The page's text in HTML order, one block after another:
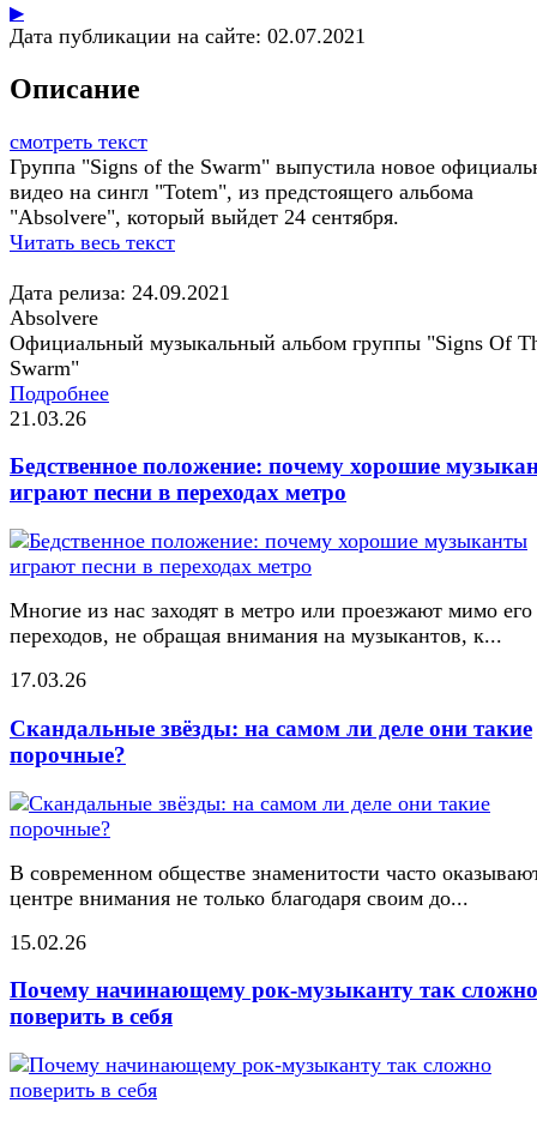
▶
Дата публикации на сайте: 02.07.2021
Описание
смотреть текст
Группа "Signs of the Swarm" выпустила новое
видео на сингл "Totem", из предстоящего альбома
"Absolvere", который выйдет 24 сентября.
Читать весь текст
Дата релиза: 24.09.2021
Absolvere
Официальный музыкальный альбом группы "Signs Of
Swarm"
Подробнее
21.03.26
Бедственное положение: почему хорошие
играют песни в переходах метро
Многие из нас заходят в метро или проезжают мимо его
переходов, не обращая внимания на музыкантов, к...
17.03.26
Скандальные звёзды: на самом ли деле они такие
порочные?
В современном обществе знаменитости часто
центре внимания не только благодаря своим до...
15.02.26
Почему начинающему рок-музыканту так сложно
поверить в себя